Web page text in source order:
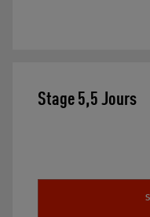
Stage 5,5 Jours